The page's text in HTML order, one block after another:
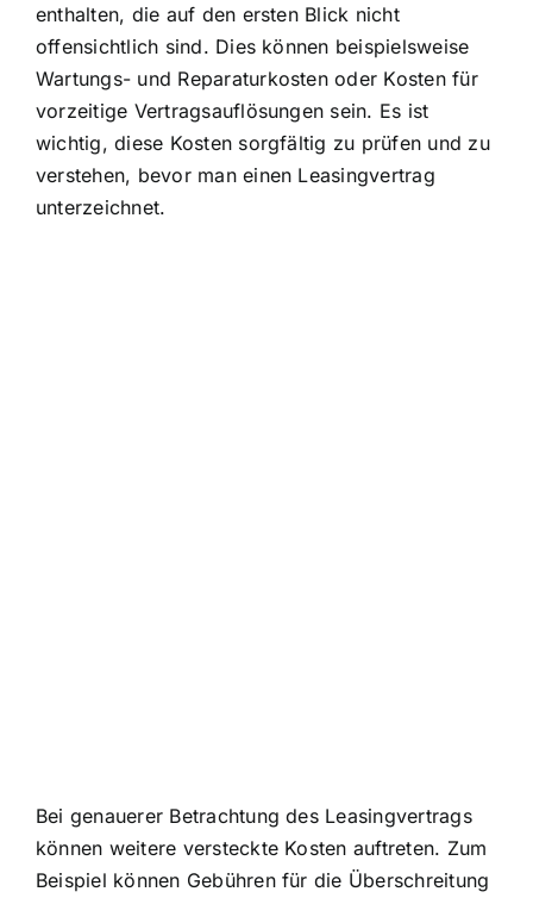
enthalten, die auf den ersten Blick nicht
offensichtlich sind. Dies können beispielsweise
Wartungs- und Reparaturkosten oder Kosten für
vorzeitige Vertragsauflösungen sein. Es ist
wichtig, diese Kosten sorgfältig zu prüfen und zu
verstehen, bevor man einen Leasingvertrag
unterzeichnet.
Bei genauerer Betrachtung des Leasingvertrags
können weitere versteckte Kosten auftreten. Zum
Beispiel können Gebühren für die Überschreitung